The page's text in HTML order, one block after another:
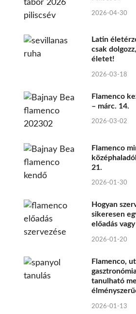
2026-04-30
Latin
csak
életet!
2026-03-18
Flamenco
– márc. 14.
2026-03-02
Flamenco
21.
2026-01-30
Hogyan
sikeresen
előadás
2026-01-20
Flamenco,
tanulható
2026-01-13